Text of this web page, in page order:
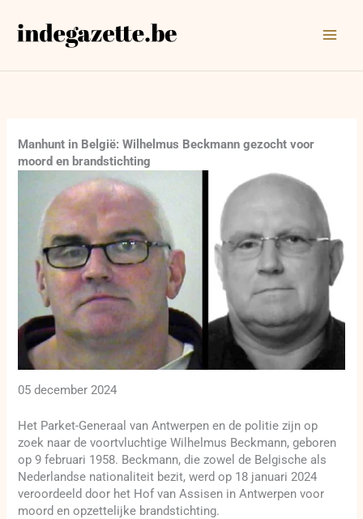
naar
Manhunt in België: Wilhelmus Beckmann gezocht voor
moord en brandstichting
05 december 2024
Het Parket-Generaal van Antwerpen en de politie zijn op
zoek naar de voortvluchtige Wilhelmus Beckmann, geboren
op 9 februari 1958. Beckmann, die zowel de Belgische als
Nederlandse nationaliteit bezit, werd op 18 januari 2024
veroordeeld door het Hof van Assisen in Antwerpen voor
moord en opzettelijke brandstichting.